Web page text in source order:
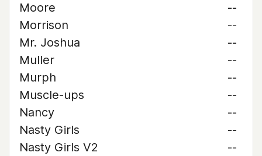
Moore
--
Morrison
--
Mr. Joshua
--
Muller
--
Murph
--
Muscle-ups
--
Nancy
--
Nasty Girls
--
Nasty Girls V2
--